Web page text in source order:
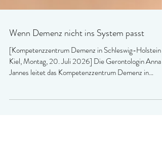
Wenn Demenz nicht ins System passt
[Kompetenzzentrum Demenz in Schleswig-Holstein -
Jannes leitet das Kompetenzzentrum Demenz in